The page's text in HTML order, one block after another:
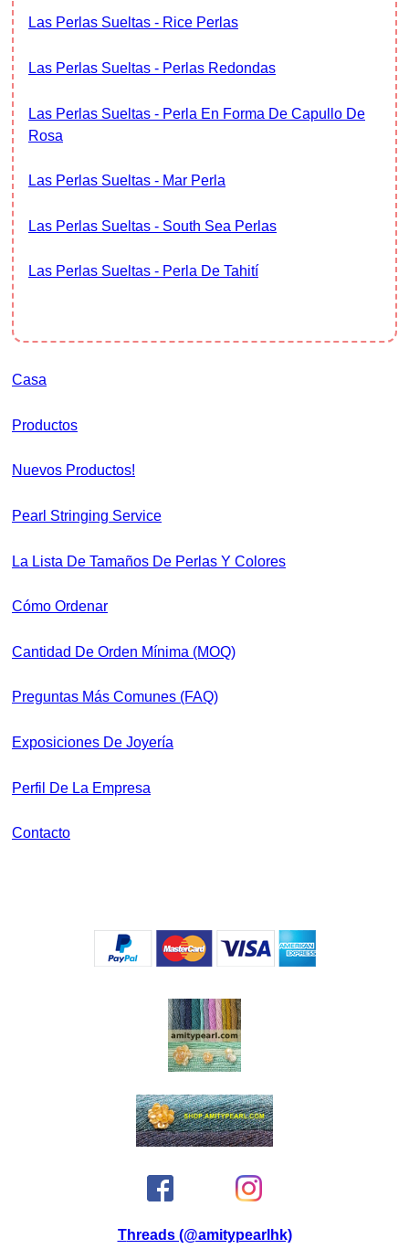
Las Perlas Sueltas - Rice Perlas
Las Perlas Sueltas - Perlas Redondas
Las Perlas Sueltas - Perla En Forma De Capullo De
Rosa
Las Perlas Sueltas - Mar Perla
Las Perlas Sueltas - South Sea Perlas
Las Perlas Sueltas - Perla De Tahití
Casa
Productos
Nuevos Productos!
Pearl Stringing Service
La Lista De Tamaños De Perlas Y Colores
Cómo Ordenar
Cantidad De Orden Mínima (MOQ)
Preguntas Más Comunes (FAQ)
Exposiciones De Joyería
Perfil De La Empresa
Contacto
Threads (@amitypearlhk)